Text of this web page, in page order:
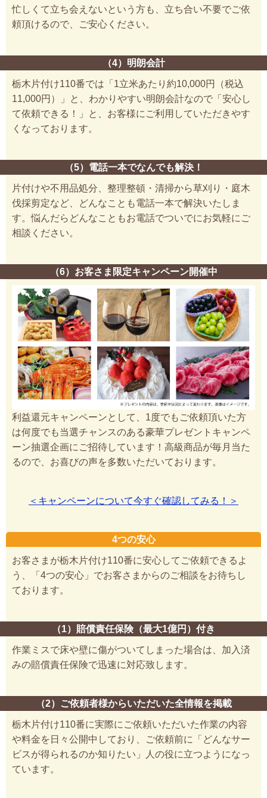
忙しくて立ち会えないという方も、立ち合い不要でご依
頼頂けるので、ご安心ください。
（4）明朗会計
栃木片付け110番では「1立米あたり約10,000円（税込
11,000円）」と、わかりやすい明朗会計なので「安心し
て依頼できる！」と、お客様にご利用していただきやす
くなっております。
（5）電話一本でなんでも解決！
片付けや不用品処分、整理整頓・清掃から草刈り・庭木
伐採剪定など、どんなことも電話一本で解決いたしま
す。悩んだらどんなこともお電話でついでにお気軽にご
相談ください。
（6）お客さま限定キャンペーン開催中
利益還元キャンペーンとして、1度でもご依頼頂いた方
は何度でも当選チャンスのある豪華プレゼントキャンペ
ーン抽選企画にご招待しています！高級商品が毎月当た
るので、お喜びの声を多数いただいております。
＜キャンペーンについて今すぐ確認してみる！＞
4つの安心
お客さまが栃木片付け110番に安心してご依頼できるよ
う、「4つの安心」でお客さまからのご相談をお待ちし
ております。
（1）賠償責任保険（最大1億円）付き
作業ミスで床や壁に傷がついてしまった場合は、加入済
みの賠償責任保険で迅速に対応致します。
（2）ご依頼者様からいただいた全情報を掲載
栃木片付け110番に実際にご依頼いただいた作業の内容
や料金を日々公開中しており、ご依頼前に「どんなサー
ビスが得られるのか知りたい」人の役に立つようになっ
ています。